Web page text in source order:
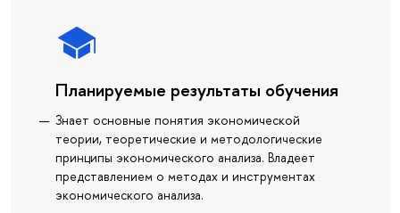
Планируемые результаты обучения
Знает основные понятия экономической
теории, теоретические и методологические
принципы экономического анализа. Владеет
представлением о методах и инструментах
экономического анализа.